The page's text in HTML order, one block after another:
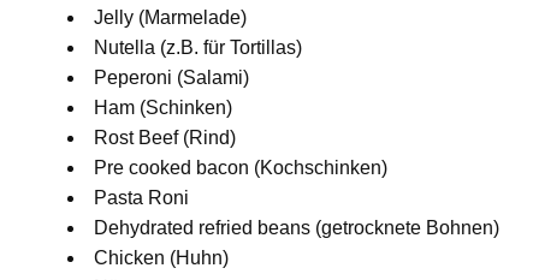
Jelly (Marmelade)
Nutella (z.B. für Tortillas)
Peperoni (Salami)
Ham (Schinken)
Rost Beef (Rind)
Pre cooked bacon (Kochschinken)
Pasta Roni
Dehydrated refried beans (getrocknete Bohnen)
Chicken (Huhn)